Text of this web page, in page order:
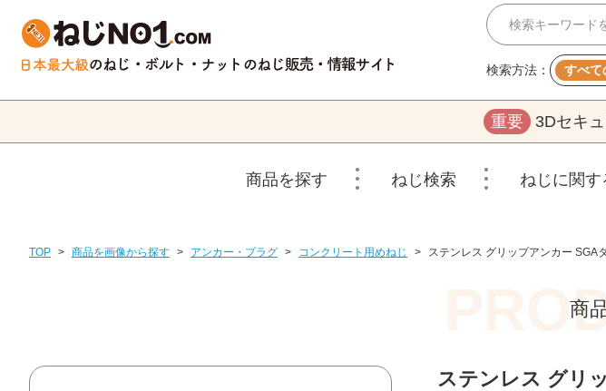
検索方法： すべて
重要 3Dセキ
商品を探す ねじ検索 ねじに関す
TOP > 商品を画像から探す > アンカー・プラグ > コンクリート用めねじ > ステンレス グリップアンカー SGA
商
ステンレス グリ